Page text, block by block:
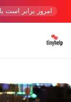
امروز برابر است